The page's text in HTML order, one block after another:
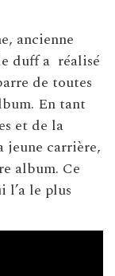
ancienne
duff a réalisé
de toutes
En tant
et de la
jeune carrière,
album. Ce
l’a le plus